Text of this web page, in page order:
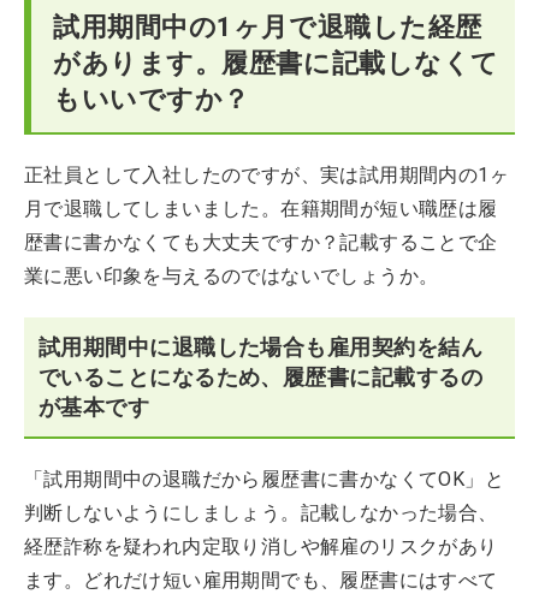
試用期間中の1ヶ月で退職した経歴
があります。履歴書に記載しなくて
もいいですか？
正社員として入社したのですが、実は試用期間内の1ヶ
月で退職してしまいました。在籍期間が短い職歴は履
歴書に書かなくても大丈夫ですか？記載することで企
業に悪い印象を与えるのではないでしょうか。
試用期間中に退職した場合も雇用契約を結ん
でいることになるため、履歴書に記載するの
が基本です
「試用期間中の退職だから履歴書に書かなくてOK」と
判断しないようにしましょう。記載しなかった場合、
経歴詐称を疑われ内定取り消しや解雇のリスクがあり
ます。どれだけ短い雇用期間でも、履歴書にはすべて